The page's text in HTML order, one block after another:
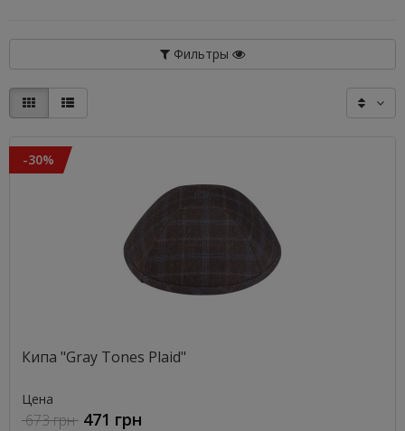
Фильтры
-30%
Кипа "Gray Tones Plaid"
Цена
673 грн 471 грн